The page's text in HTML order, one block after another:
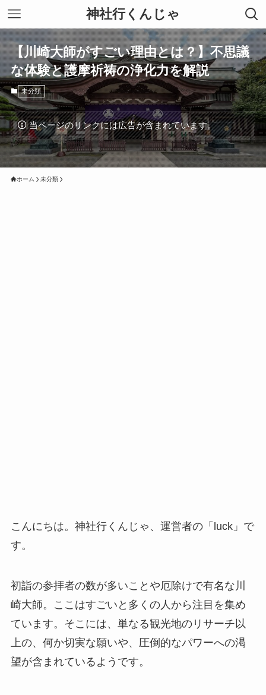
神社行くんじゃ
【川崎大師がすごい理由とは？】不思議
な体験と護摩祈祷の浄化力を解説
未分類
当ページのリンクには広告が含まれています。
ホーム 未分類
こんにちは。神社行くんじゃ、運営者の「luck」で
す。
初詣の参拝者の数が多いことや厄除けで有名な川
崎大師。ここはすごいと多くの人から注目を集め
ています。そこには、単なる観光地のリサーチ以
上の、何か切実な願いや、圧倒的なパワーへの渇
望が含まれているようです。